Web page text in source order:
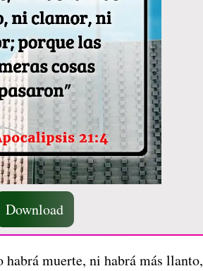
Download
muerte, ni habrá más